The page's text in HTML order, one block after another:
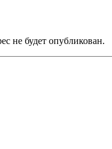
не будет опубликован.